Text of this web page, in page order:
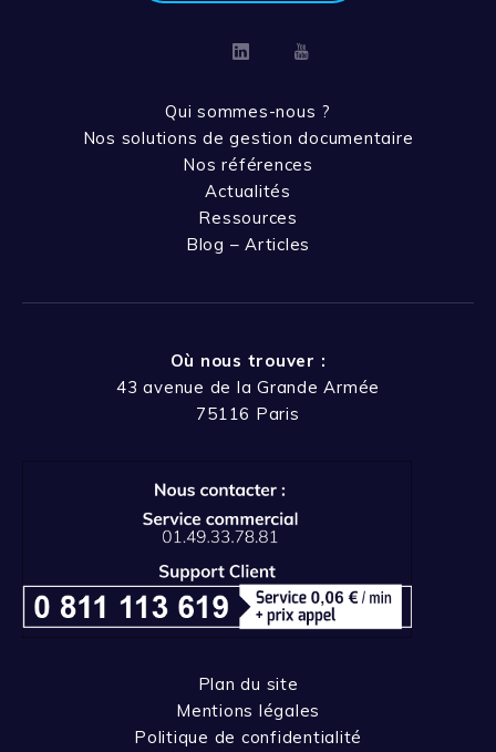
LinkedinYoutube
Qui sommes-nous ?
Nos solutions de gestion documentaire
Nos références
Actualités
Ressources
Blog – Articles
Où nous trouver :
43 avenue de la Grande Armée
75116 Paris
Plan du site
Mentions légales
Politique de confidentialité